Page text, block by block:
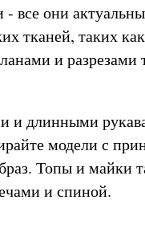
они актуальны
тканей, таких
и разрезами
и длинными
модели с
Топы и майки
и спиной.